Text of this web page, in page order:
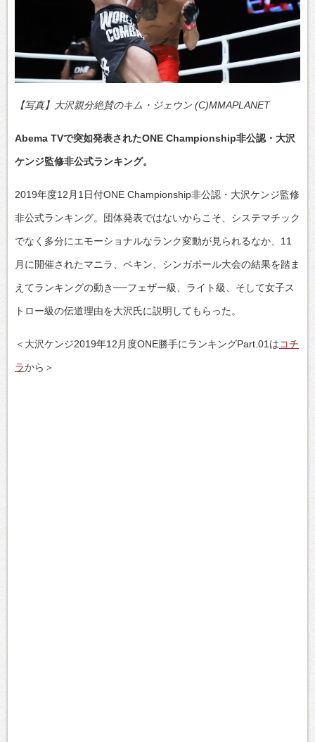
【写真】大沢親分絶賛のキム・ジェウン (C)MMAPLANET
Abema TVで突如発表されたONE Championship非公認・大沢
ケンジ監修非公式ランキング。
2019年度12月1日付ONE Championship非公認・大沢ケンジ監修
非公式ランキング。団体発表ではないからこそ、システマチック
でなく多分にエモーショナルなランク変動が見られるなか、11
月に開催されたマニラ、ペキン、シンガポール大会の結果を踏ま
えてランキングの動き──フェザー級、ライト級、そして女子ス
トロー級の伝道理由を大沢氏に説明してもらった。
＜大沢ケンジ2019年12月度ONE勝手にランキングPart.01はコチ
ラから＞